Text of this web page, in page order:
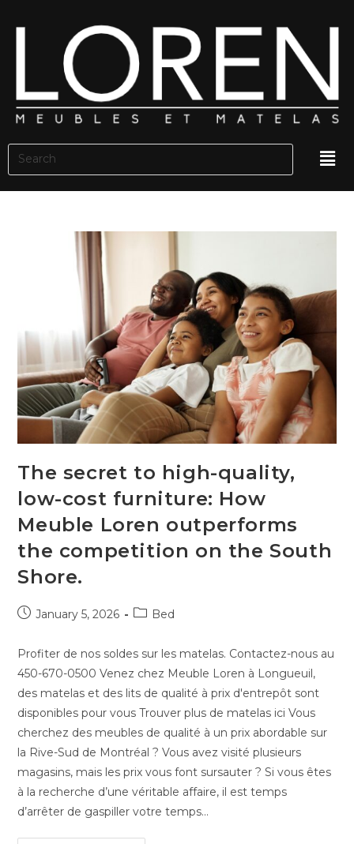
The secret to high-quality,
low-cost furniture: How
Meuble Loren outperforms
the competition on the South
Shore.
January 5, 2026 Bed
Profiter de nos soldes sur les matelas. Contactez-nous au
450-670-0500 Venez chez Meuble Loren à Longueuil,
des matelas et des lits de qualité à prix d'entrepôt sont
disponibles pour vous Trouver plus de matelas ici Vous
cherchez des meubles de qualité à un prix abordable sur
la Rive-Sud de Montréal ? Vous avez visité plusieurs
magasins, mais les prix vous font sursauter ? Si vous êtes
à la recherche d’une véritable affaire, il est temps
d’arrêter de gaspiller votre temps…